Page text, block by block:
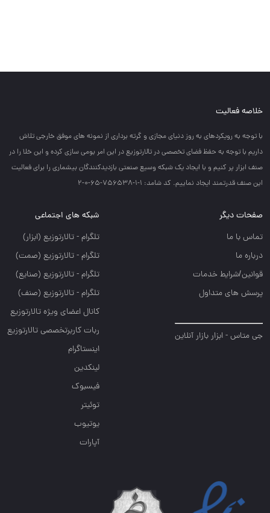
خلاصه فعالیت
با توجه به رويكردهاي به روز دنياي مجازي و گرته برداري از نمونه هاي موفق خارجي تلاش
داريم با توجه به حفظ فضاي تخصصي در تالارتوزيع در اين امر بومي سازي كرده و اين خلا را در
صنف ابزار پر كنيم و با ايجاد يك شبكه وسيع صنعتي بازديدكنندگان بيشماري را براي فعاليت
اين صنف قدرتمند ايجاد نماييم. کد شامد: 1-1-756538-65-0-2
صفحات دیگر
تماس با ما
درباره ما
قوانین/شرایط خدمات
پرسش های متداول
جی متاس - ابزار بازار آنلاین
شبکه های اجتماعی
تلگرام - تالارتوزيع (ابزار)
تلگرام - تالارتوزيع (صمت)
تلگرام - تالارتوزيع (صنايع)
تلگرام - تالارتوزیع (صنف)
کانال اعضای ویژه تالارتوزیع
ربات کاربرتخصصی تالارتوزیع
اینستاگرام
لینکدین
فیسبوک
توئیتر
یوتیوب
آپارات